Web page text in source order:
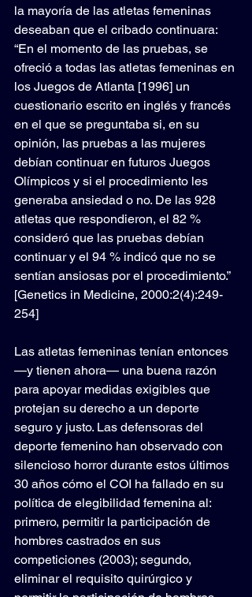
la mayoría de las atletas femeninas
deseaban que el cribado continuara:
“En el momento de las pruebas, se
ofreció a todas las atletas femeninas en
los Juegos de Atlanta [1996] un
cuestionario escrito en inglés y francés
en el que se preguntaba si, en su
opinión, las pruebas a las mujeres
debían continuar en futuros Juegos
Olímpicos y si el procedimiento les
generaba ansiedad o no. De las 928
atletas que respondieron, el 82 %
consideró que las pruebas debían
continuar y el 94 % indicó que no se
sentían ansiosas por el procedimiento.”
[Genetics in Medicine, 2000:2(4):249-
254]
Las atletas femeninas tenían entonces
—y tienen ahora— una buena razón
para apoyar medidas exigibles que
protejan su derecho a un deporte
seguro y justo. Las defensoras del
deporte femenino han observado con
silencioso horror durante estos últimos
30 años cómo el COI ha fallado en su
política de elegibilidad femenina al:
primero, permitir la participación de
hombres castrados en sus
competiciones (2003); segundo,
eliminar el requisito quirúrgico y